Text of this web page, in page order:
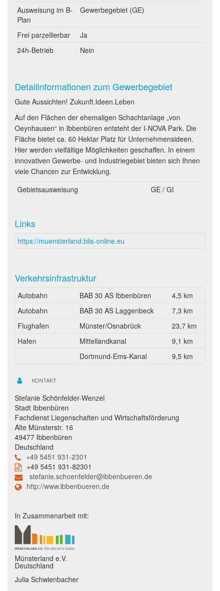
Ausweisung im B-
Plan
Gewerbegebiet (GE)
Frei parzellierbar
Ja
24h-Betrieb
Nein
Detailinformationen zum Gewerbegebiet
Gute Aussichten! Zukunft.Ideen.Leben
Auf den Flächen der ehemaligen Schachtanlage „von
Oeynhausen“ in Ibbenbüren entsteht der I-NOVA Park. Die
Fläche bietet ca. 60 Hektar Platz für Unternehmensideen.
Hier werden vielfältige Möglichkeiten geschaffen. In einem
innovativen Gewerbe- und Industriegebiet bieten sich Ihnen
viele Chancen zur Entwicklung.
Gebietsausweisung
GE / GI
Links
https://muensterland.blis-online.eu
Verkehrsinfrastruktur
Autobahn BAB 30 AS Ibbenbüren
4,5 km
Autobahn
BAB 30 AS Laggenbeck
7,3 km
Flughafen
Münster/Osnabrück
23,7 km
Hafen
Mittellandkanal
9,1 km
Dortmund-Ems-Kanal
9,5 km
KONTAKT
Stefanie Schönfelder-Wenzel
Stadt Ibbenbüren
Fachdienst Liegenschaften und Wirtschaftsförderung
Alte Münsterstr. 16
49477 Ibbenbüren
Deutschland
+49 5451 931-2301
+49 5451 931-82301
stefanie.schoenfelder@ibbenbueren.de
http://www.ibbenbueren.de
In Zusammenarbeit mit:
Münsterland e.V.
Deutschland
Julia Schwienbacher